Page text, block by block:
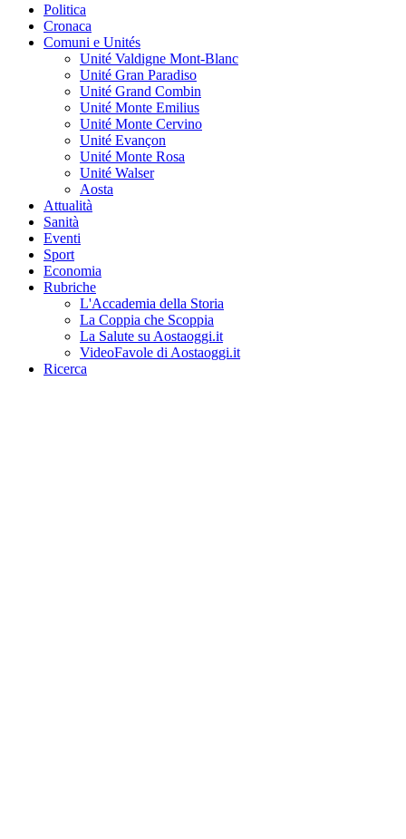
Politica
Cronaca
Comuni e Unités
Unité Valdigne Mont-Blanc
Unité Gran Paradiso
Unité Grand Combin
Unité Monte Emilius
Unité Monte Cervino
Unité Evançon
Unité Monte Rosa
Unité Walser
Aosta
Attualità
Sanità
Eventi
Sport
Economia
Rubriche
L'Accademia della Storia
La Coppia che Scoppia
La Salute su Aostaoggi.it
VideoFavole di Aostaoggi.it
Ricerca